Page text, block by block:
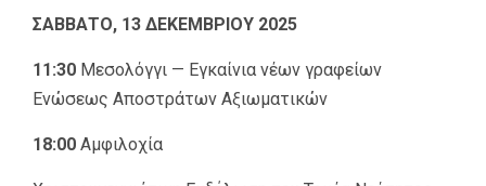
ΣΑΒΒΑΤΟ, 13 ΔΕΚΕΜΒΡΙΟΥ 2025
11:30 Μεσολόγγι — Εγκαίνια νέων γραφείων
Ενώσεως Αποστράτων Αξιωματικών
18:00 Αμφιλοχία